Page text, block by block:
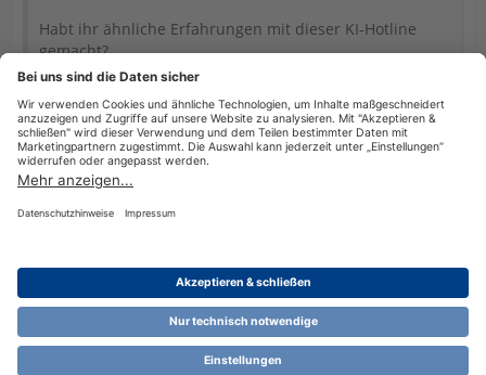
Habt ihr ähnliche Erfahrungen mit dieser KI-Hotline
gemacht?
Ich rufe schon seid Jahren da nicht mehr an. Habe ähnliche
Erfahrungen (nicht nur mit KI) gemacht und meine
Konsequenzen gezogen.
Nutzungsbestimmungen Cookie-Einstellungen